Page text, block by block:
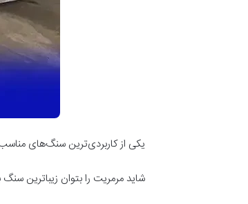
یکی از کاربردی‌ترین سنگ‌های
شاید مرمریت را بتوان زیباترین